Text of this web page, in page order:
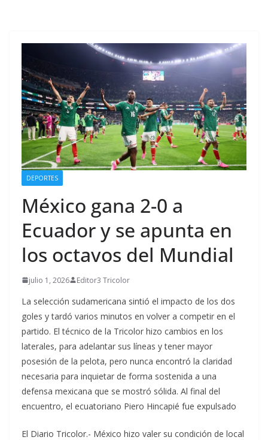
DEPORTES
México gana 2-0 a
Ecuador y se apunta en
los octavos del Mundial
julio 1, 2026 Editor3 Tricolor
La selección sudamericana sintió el impacto de los dos
goles y tardó varios minutos en volver a competir en el
partido. El técnico de la Tricolor hizo cambios en los
laterales, para adelantar sus líneas y tener mayor
posesión de la pelota, pero nunca encontró la claridad
necesaria para inquietar de forma sostenida a una
defensa mexicana que se mostró sólida. Al final del
encuentro, el ecuatoriano Piero Hincapié fue expulsado
El Diario Tricolor.- México hizo valer su condición de local